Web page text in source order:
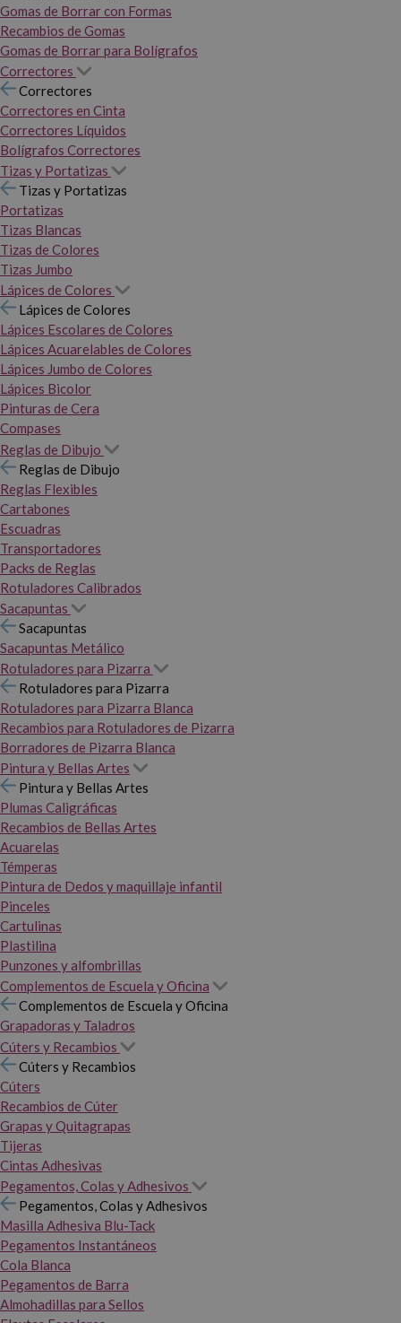
Gomas de Borrar con Formas
Recambios de Gomas
Gomas de Borrar para Bolígrafos
Correctores
Correctores
Correctores en Cinta
Correctores Líquidos
Bolígrafos Correctores
Tizas y Portatizas
Tizas y Portatizas
Portatizas
Tizas Blancas
Tizas de Colores
Tizas Jumbo
Lápices de Colores
Lápices de Colores
Lápices Escolares de Colores
Lápices Acuarelables de Colores
Lápices Jumbo de Colores
Lápices Bicolor
Pinturas de Cera
Compases
Reglas de Dibujo
Reglas de Dibujo
Reglas Flexibles
Cartabones
Escuadras
Transportadores
Packs de Reglas
Rotuladores Calibrados
Sacapuntas
Sacapuntas
Sacapuntas Metálico
Rotuladores para Pizarra
Rotuladores para Pizarra
Rotuladores para Pizarra Blanca
Recambios para Rotuladores de Pizarra
Borradores de Pizarra Blanca
Pintura y Bellas Artes
Pintura y Bellas Artes
Plumas Caligráficas
Recambios de Bellas Artes
Acuarelas
Témperas
Pintura de Dedos y maquillaje infantil
Pinceles
Cartulinas
Plastilina
Punzones y alfombrillas
Complementos de Escuela y Oficina
Complementos de Escuela y Oficina
Grapadoras y Taladros
Cúters y Recambios
Cúters y Recambios
Cúters
Recambios de Cúter
Grapas y Quitagrapas
Tijeras
Cintas Adhesivas
Pegamentos, Colas y Adhesivos
Pegamentos, Colas y Adhesivos
Masilla Adhesiva Blu-Tack
Pegamentos Instantáneos
Cola Blanca
Pegamentos de Barra
Almohadillas para Sellos